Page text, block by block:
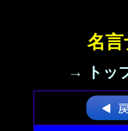
名
→ トッ